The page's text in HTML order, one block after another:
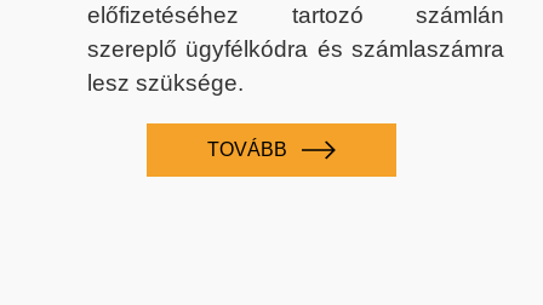
előfizetéséhez tartozó számlán
szereplő ügyfélkódra és számlaszámra
lesz szüksége.
TOVÁBB